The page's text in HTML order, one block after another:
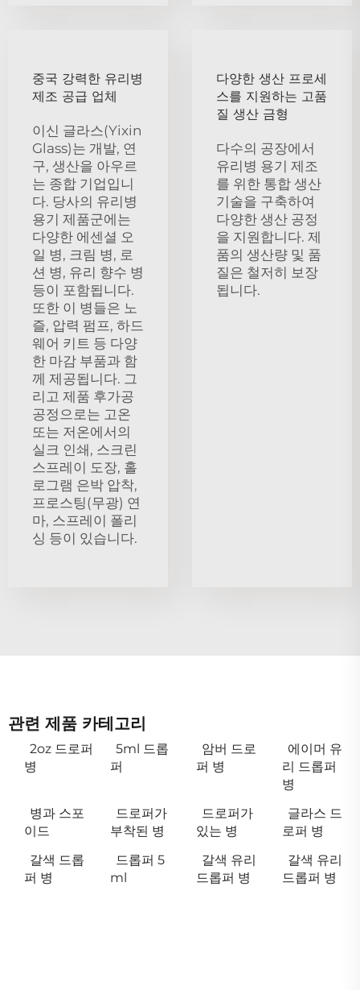
중국 강력한 유리병
제조 공급 업체
이신 글라스(Yixin
Glass)는 개발, 연
구, 생산을 아우르
는 종합 기업입니
다. 당사의 유리병
용기 제품군에는
다양한 에센셜 오
일 병, 크림 병, 로
션 병, 유리 향수 병
등이 포함됩니다.
또한 이 병들은 노
즐, 압력 펌프, 하드
웨어 키트 등 다양
한 마감 부품과 함
께 제공됩니다. 그
리고 제품 후가공
공정으로는 고온
또는 저온에서의
실크 인쇄, 스크린
스프레이 도장, 홀
로그램 은박 압착,
프로스팅(무광) 연
마, 스프레이 폴리
싱 등이 있습니다.
다양한 생산 프로세
스를 지원하는 고품
질 생산 금형
다수의 공장에서
유리병 용기 제조
를 위한 통합 생산
기술을 구축하여
다양한 생산 공정
을 지원합니다. 제
품의 생산량 및 품
질은 철저히 보장
됩니다.
관련 제품 카테고리
2oz 드로퍼
병
5ml 드롭
퍼
암버 드로
퍼 병
에이머 유
리 드롭퍼
병
병과 스포
이드
드로퍼가
부착된 병
드로퍼가
있는 병
글라스 드
로퍼 병
갈색 드롭
퍼 병
드롭퍼 5
ml
갈색 유리
드롭퍼 병
갈색 유리
드롭퍼 병